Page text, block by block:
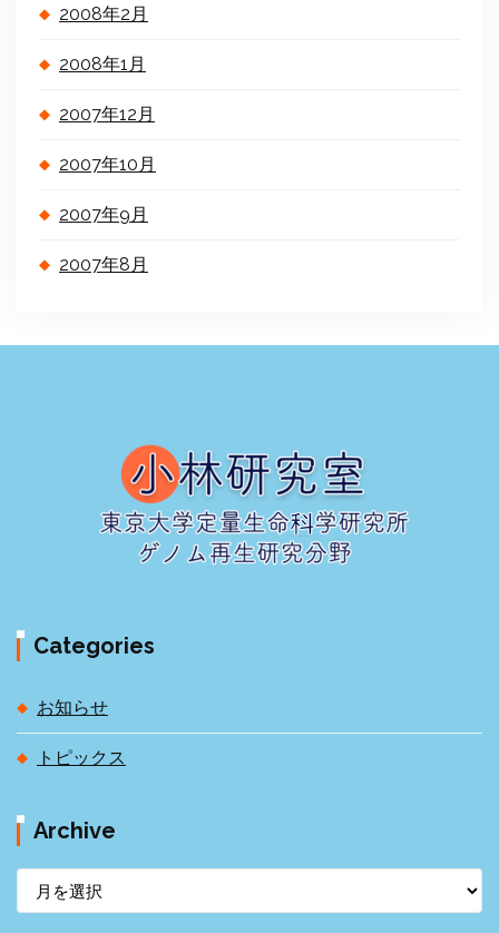
2008年2月
2008年1月
2007年12月
2007年10月
2007年9月
2007年8月
Categories
お知らせ
トピックス
Archive
r